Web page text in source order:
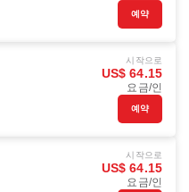
예약
시작으로
US$ 64.15
요금/인
예약
시작으로
US$ 64.15
요금/인